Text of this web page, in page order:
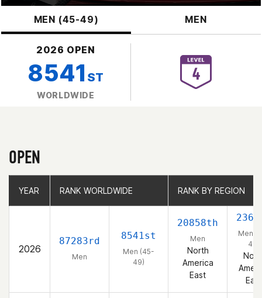
MEN (45-49) MEN
2026 OPEN
8541 ST
WORLDWIDE
OPEN
YEAR RANK WORLDWIDE RANK BY REGION
2026
87283rd
Men
8541st
Men (45-
49)
20858th
Men
North
America
East
Men
49)
East
YEAR RANK WORLDWIDE RANK BY REGION